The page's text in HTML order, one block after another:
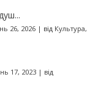
26, 2026| від Культура,
17, 2023| від